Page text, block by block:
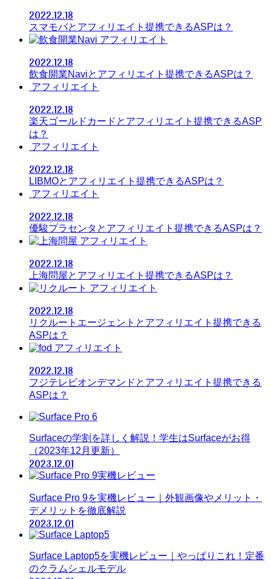
2022.12.18
スマモバとアフィリエイト提携できるASPは？
アフィリエイト
2022.12.18
飲食開業Naviとアフィリエイト提携できるASPは？
アフィリエイト
2022.12.18
楽天ゴールドカードとアフィリエイト提携できるASP
は？
アフィリエイト
2022.12.18
LIBMOとアフィリエイト提携できるASPは？
アフィリエイト
2022.12.18
優駿プラセンタとアフィリエイト提携できるASPは？
アフィリエイト
2022.12.18
上海問屋とアフィリエイト提携できるASPは？
アフィリエイト
2022.12.18
リクルートエージェントとアフィリエイト提携できる
ASPは？
アフィリエイト
2022.12.18
フジテレビオンデマンドとアフィリエイト提携できる
ASPは？
Surfaceの学割を詳しく解説！学生はSurfaceがお得
（2023年12月更新）
2023.12.01
Surface Pro 9を実機レビュー｜外観画像やメリット・
デメリットを徹底解説
2023.12.01
Surface Laptop5を実機レビュー｜やっぱりこれ！定番
のクラムシェルモデル